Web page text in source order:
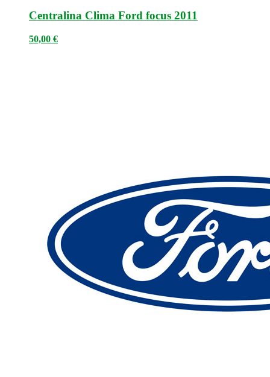
Centralina Clima Ford focus 2011
50,00 €